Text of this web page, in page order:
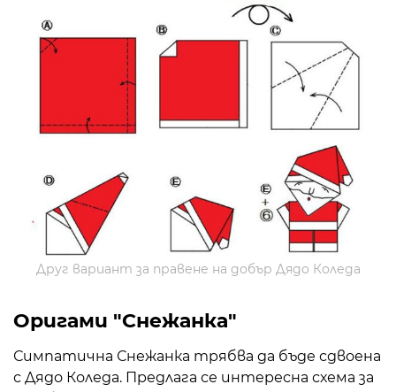
Друг вариант за правене на добър Дядо Коледа
Оригами "Снежанка"
Симпатична Снежанка трябва да бъде сдвоена
с Дядо Коледа. Предлага се интересна схема за